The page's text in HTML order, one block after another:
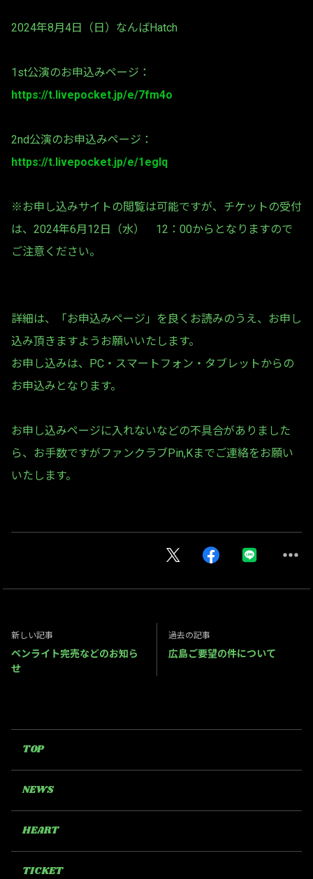
2024年8月4日（日）なんばHatch
1st公演のお申込みページ：
https://t.livepocket.jp/e/7fm4o
2nd公演のお申込みページ：
https://t.livepocket.jp/e/1eglq
※お申し込みサイトの閲覧は可能ですが、チケットの受付
は、2024年6月12日（水） 12：00からとなりますので
ご注意ください。
詳細は、「お申込みページ」を良くお読みのうえ、お申し
込み頂きますようお願いいたします。
お申し込みは、PC・スマートフォン・タブレットからの
お申込みとなります。
お申し込みページに入れないなどの不具合がありました
ら、お手数ですがファンクラブPin,Kまでご連絡をお願い
いたします。
新しい記事
ペンライト完売などのお知ら
せ
過去の記事
広島ご要望の件について
TOP
NEWS
HEART
TICKET